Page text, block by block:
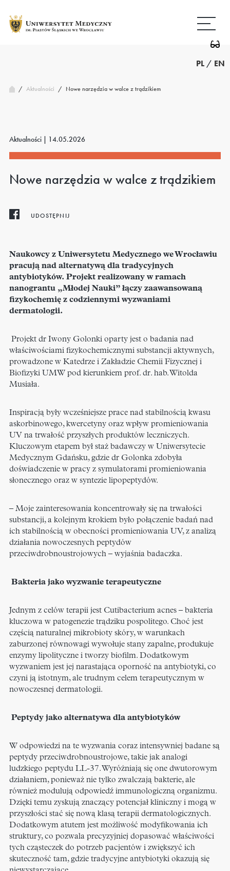
treści
strony
PL / EN
/ Aktualności / Nowe narzędzia w walce z trądzikiem
Aktualności | 14.05.2026
Nowe narzędzia w walce z trądzikiem
UDOSTĘPNIJ
Naukowcy z Uniwersytetu Medycznego we Wrocławiu
pracują nad alternatywą dla tradycyjnych
antybiotyków. Projekt realizowany w ramach
nanograntu „Młodej Nauki” łączy zaawansowaną
fizykochemię z codziennymi wyzwaniami
dermatologii.
Projekt dr Iwony Golonki oparty jest o badania nad
właściwościami fizykochemicznymi substancji aktywnych,
prowadzone w Katedrze i Zakładzie Chemii Fizycznej i
Biofizyki UMW pod kierunkiem prof. dr. hab. Witolda
Musiała.
Inspiracją były wcześniejsze prace nad stabilnością kwasu
askorbinowego, kwercetyny oraz wpływ promieniowania
UV na trwałość przyszłych produktów leczniczych.
Kluczowym etapem był staż badawczy w Uniwersytecie
Medycznym Gdańsku, gdzie dr Golonka zdobyła
doświadczenie w pracy z symulatorami promieniowania
słonecznego oraz w syntezie lipopeptydów.
– Moje zainteresowania koncentrowały się na trwałości
substancji, a kolejnym krokiem było połączenie badań nad
ich stabilnością w obecności promieniowania UV, z analizą
działania nowoczesnych peptydów
przeciwdrobnoustrojowych – wyjaśnia badaczka.
Bakteria jako wyzwanie terapeutyczne
Jednym z celów terapii jest Cutibacterium acnes – bakteria
kluczowa w patogenezie trądziku pospolitego. Choć jest
częścią naturalnej mikrobioty skóry, w warunkach
zaburzonej równowagi wywołuje stany zapalne, produkuje
enzymy lipolityczne i tworzy biofilm. Dodatkowym
wyzwaniem jest jej narastająca oporność na antybiotyki, co
czyni ją istotnym, ale trudnym celem terapeutycznym w
nowoczesnej dermatologii.
Peptydy jako alternatywa dla antybiotyków
W odpowiedzi na te wyzwania coraz intensywniej badane są
peptydy przeciwdrobnoustrojowe, takie jak analogi
ludzkiego peptydu LL-37. Wyróżniają się one dwutorowym
działaniem, ponieważ nie tylko zwalczają bakterie, ale
również modulują odpowiedź immunologiczną organizmu.
Dzięki temu zyskują znaczący potencjał kliniczny i mogą w
przyszłości stać się nową klasą terapii dermatologicznych.
Dodatkowym atutem jest możliwość modyfikowania ich
struktury, co pozwala precyzyjniej dopasować właściwości
tych cząsteczek do potrzeb pacjentów i zwiększyć ich
skuteczność tam, gdzie tradycyjne antybiotyki okazują się